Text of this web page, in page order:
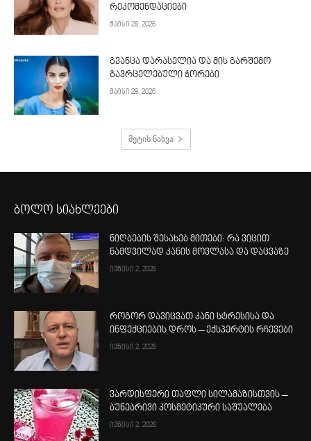
რეკომენდაციები
მაისი 28, 2026
გვანცა დარასელია და მის გარშემო
გავრცელებული ჭორები
მაისი 28, 2026
მეტის ნახვა
ბოლო სიახლეები
ნიღბების შესახებ მითები: რა ვიცით
ნამდვილად კანის მოვლასა და დაცვაზე
ივნისი 2, 2026
როგორ დავიცვათ კანი სტრესისა და
ინფექციების დროს – ექსპერტის რჩევები
ივნისი 2, 2026
ვარდისფერი თაფლი სილამაზისთვის –
ბუნებრივი კოსმეტიკური საშუალება
ივნისი 2, 2026